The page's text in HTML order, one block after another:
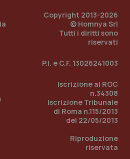
Copyright 2013-2026
© Homnya Srl
Tutti i diritti sono
riservati
P.I. e C.F. 13026241003
Iscrizione al ROC
n.34308
Iscrizione Tribunale
di Roma n.115/2013
del 22/05/2013
Riproduzione
riservata
2
Google LLC
1